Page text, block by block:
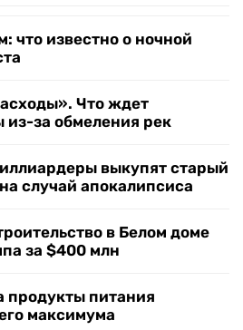
что известно о ночной
Что ждет
из-за обмеления рек
выкупят старый
случай апокалипсиса
в Белом доме
за $400 млн
питания
максимума